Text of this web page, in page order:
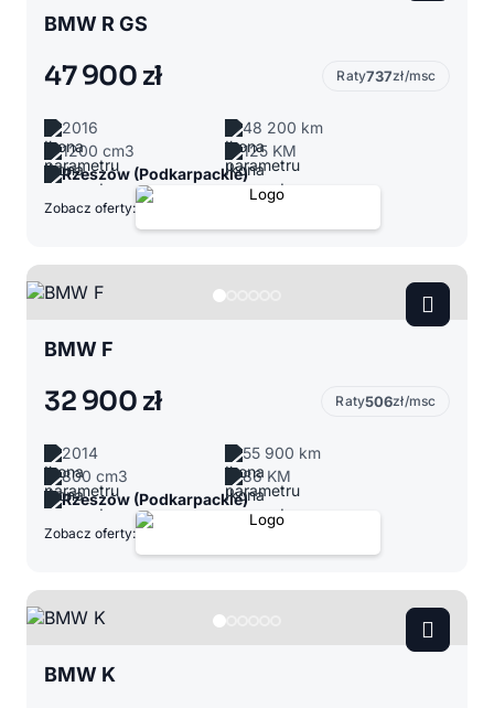
BMW R GS
47 900 zł Raty737zł/msc
2016
48 200 km
1200 cm3
125 KM
Rzeszów (Podkarpackie)
Zobacz oferty:
BMW F
32 900 zł Raty506zł/msc
2014
55 900 km
800 cm3
86 KM
Rzeszów (Podkarpackie)
Zobacz oferty:
BMW K